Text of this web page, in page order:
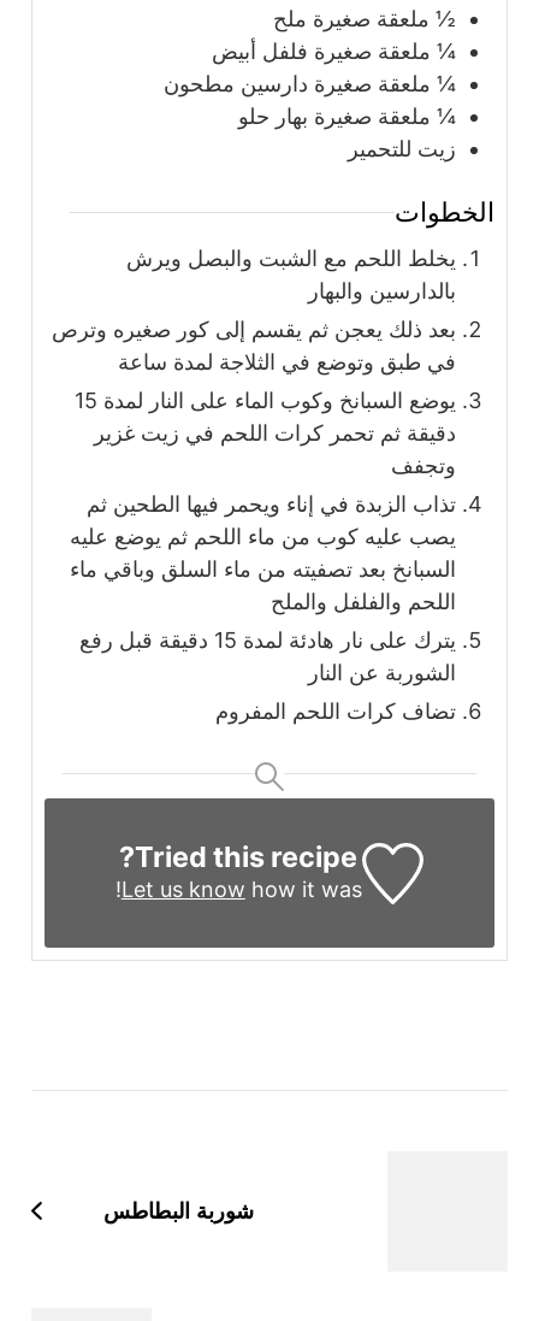
½ ملعقة صغيرة ملح
¼ ملعقة صغيرة فلفل أبيض
¼ ملعقة صغيرة دارسين مطحون
¼ ملعقة صغيرة بهار حلو
زيت للتحمير
الخطوات
يخلط اللحم مع الشبت والبصل ويرش
بالدارسين والبهار
بعد ذلك يعجن ثم يقسم إلى كور صغيره وترص
في طبق وتوضع في الثلاجة لمدة ساعة
يوضع السبانخ وكوب الماء على النار لمدة 15
دقيقة ثم تحمر كرات اللحم في زيت غزير
وتجفف
تذاب الزبدة في إناء ويحمر فيها الطحين ثم
يصب عليه كوب من ماء اللحم ثم يوضع عليه
السبانخ بعد تصفيته من ماء السلق وباقي ماء
اللحم والفلفل والملح
يترك على نار هادئة لمدة 15 دقيقة قبل رفع
الشوربة عن النار
تضاف كرات اللحم المفروم
Tried this recipe?
Let us know how it was!
شوربة البطاطس